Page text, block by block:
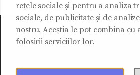
rețele sociale și pentru a analiza
sociale, de publicitate și de
nostru. Aceștia le pot combina
folosirii serviciilor lor.